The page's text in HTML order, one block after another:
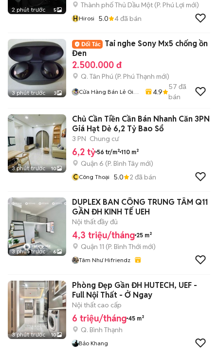
2 phút trước 5
Thành phố Thủ Dầu Một (P. Phú Lợi mới)
HHirosi 5.0 4đã bán
3 phút trước 3
Tai nghe Sony Mx5 chống ồn
Đen
2.500.000 đ
Q. Tân Phú (P. Phú Thạnh mới)
Cửa Hàng Bán Lẻ Giá
4.9
57 đã
bán
3 phút trước 10
Chủ Cần Tiền Cần Bán Nhanh Căn 3PN
Giá Hạt Dẻ 6,2 Tỷ Bao Sổ
3 PN Chung cư
6,2 tỷ 56 tr/m² 110 m²
Quận 6 (P. Bình Tây mới)
CCông Thoại 5.0 2 đã bán
3 phút trước 6
DUPLEX BAN CÔNG TRUNG TÂM Q11
GẦN ĐH KINH TẾ UEH
Nội thất đầy đủ
4,3 triệu/tháng 25 m²
Quận 11 (P. Bình Thới mới)
Tâm Như Hifriendz
3 phút trước 10
Phòng Đẹp Gần ĐH HUTECH, UEF -
Full Nội Thất - Ở Ngay
Nội thất cao cấp
6 triệu/tháng 45 m²
Q. Bình Thạnh
Bảo Khang